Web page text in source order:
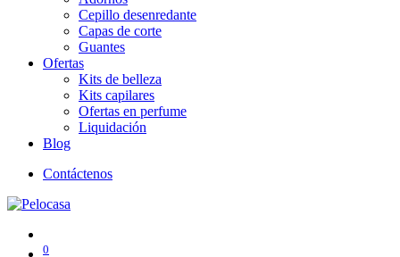
Cepillo desenredante
Capas de corte
Guantes
Ofertas
Kits de belleza
Kits capilares
Ofertas en perfume
Liquidación
Blog
Contáctenos
0